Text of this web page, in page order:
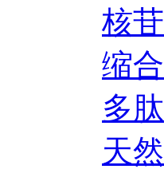
核
缩
多肽
天